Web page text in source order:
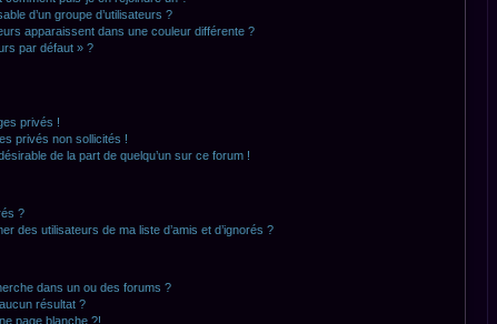
d’un groupe d’utilisateurs ?
apparaissent dans une couleur différente ?
par défaut » ?
privés !
privés non sollicités !
de la part de quelqu’un sur ce forum !
?
des utilisateurs de ma liste d’amis et d’ignorés ?
dans un ou des forums ?
résultat ?
page blanche ?!